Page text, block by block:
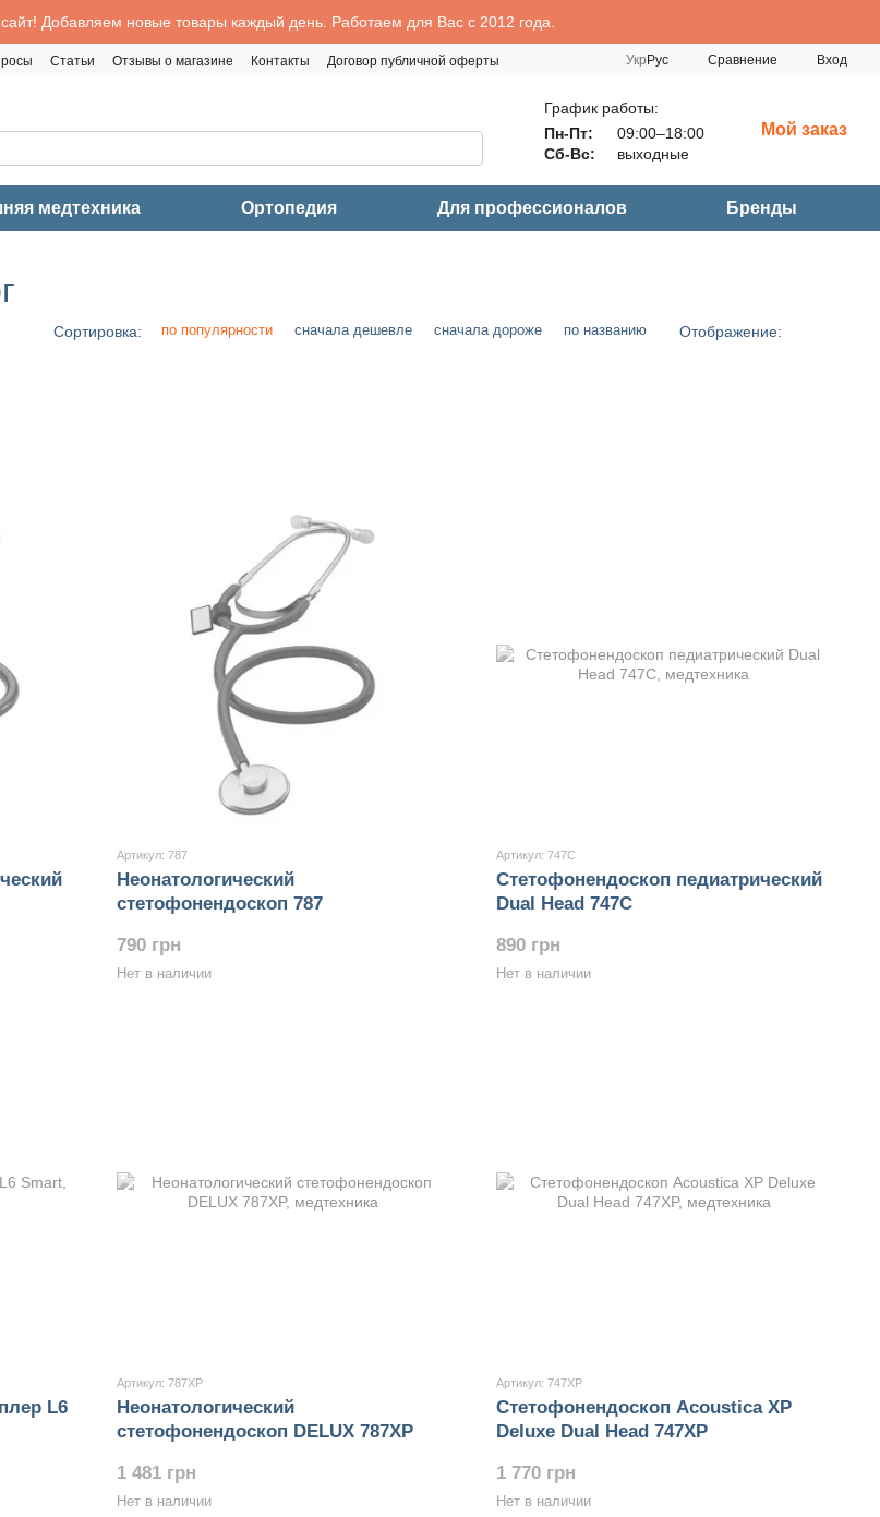
Добавляем новые товары каждый день. Работаем для Вас с 2012 года.
Статьи Отзывы о магазине Контакты
Договор публичной оферты
Укр Рус Сравнение Вход
График работы:
Пн-Пт:
09:00–18:00
Сб-Вс:
выходные
Мой заказ
медтехника Ортопедия Для профессионалов Бренды
Сортировка: по популярности сначала дешевле сначала дороже по названию Отображение:
Артикул: 787
Неонатологический
стетофонендоскоп 787
790 грн
Нет в наличии
Артикул: 747С
Стетофонендоскоп педиатрический
Dual Head 747С
890 грн
Нет в наличии
L6
Артикул: 787XP
Неонатологический
стетофонендоскоп DELUX 787XP
1 481 грн
Нет в наличии
Артикул: 747XP
Стетофонендоскоп Acoustica XP
Deluxe Dual Head 747XP
1 770 грн
Нет в наличии